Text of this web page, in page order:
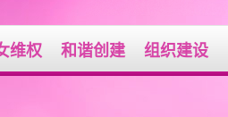
维权 和谐创建 组织建设